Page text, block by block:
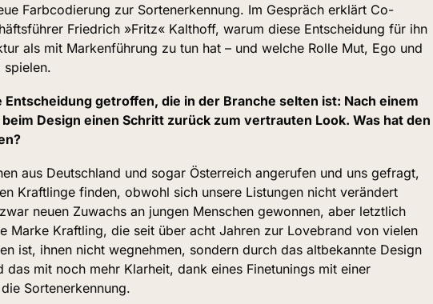
Farbcodierung zur Sortenerkennung. Im Gespräch erklärt Co-
Friedrich »Fritz« Kalthoff, warum diese Entscheidung für ihn
als mit Markenführung zu tun hat – und welche Rolle Mut, Ego und
spielen.
Entscheidung getroffen, die in der Branche selten ist: Nach einem
Design einen Schritt zurück zum vertrauten Look. Was hat den
aus Deutschland und sogar Österreich angerufen und uns gefragt,
Kraftlinge finden, obwohl sich unsere Listungen nicht verändert
neuen Zuwachs an jungen Menschen gewonnen, aber letztlich
Marke Kraftling, die seit über acht Jahren zur Lovebrand von vielen
ist, ihnen nicht wegnehmen, sondern durch das altbekannte Design
das mit noch mehr Klarheit, dank eines Finetunings mit einer
Sortenerkennung.